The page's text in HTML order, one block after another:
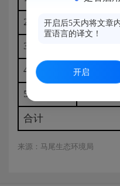
2 环保举
3
4 福建省
5
合计
来源：马尾生态环境局
开启后5天内将文章
置语言的译文！
开启